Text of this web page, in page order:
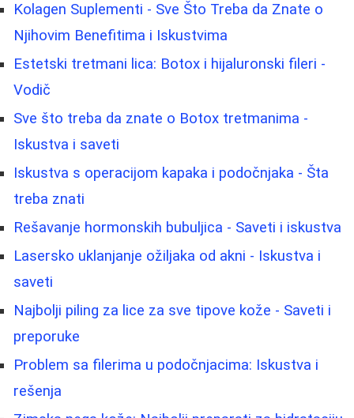
Kolagen Suplementi - Sve Što Treba da Znate o
Njihovim Benefitima i Iskustvima
Estetski tretmani lica: Botox i hijaluronski fileri -
Vodič
Sve što treba da znate o Botox tretmanima -
Iskustva i saveti
Iskustva s operacijom kapaka i podočnjaka - Šta
treba znati
Rešavanje hormonskih bubuljica - Saveti i iskustva
Lasersko uklanjanje ožiljaka od akni - Iskustva i
saveti
Najbolji piling za lice za sve tipove kože - Saveti i
preporuke
Problem sa filerima u podočnjacima: Iskustva i
rešenja